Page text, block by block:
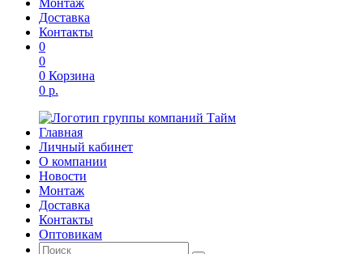
Монтаж
Доставка
Контакты
0
0
0 Корзина
0 р.
Главная
Личный кабинет
О компании
Новости
Монтаж
Доставка
Контакты
Оптовикам